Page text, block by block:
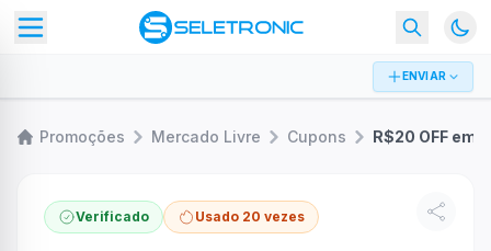
ENVIAR
Promoções Mercado Livre Cupons
Verificado Usado 20 vezes